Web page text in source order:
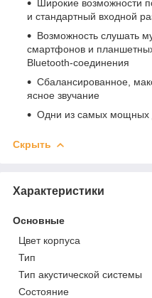
Широкие возможности
и стандартный входной
Возможность слушать
смартфонов и
Bluetooth-соединения
Cбалансированное,
ясное звучание
Одни из самых мощных
Скрыть
Характеристики
Основные
Цвет корпуса
Тип
Тип акустической системы
Состояние